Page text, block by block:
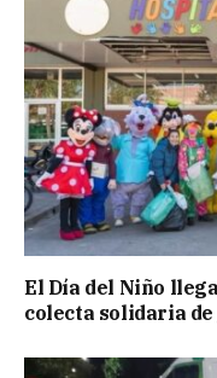
El Día del Niño
colecta solidaria